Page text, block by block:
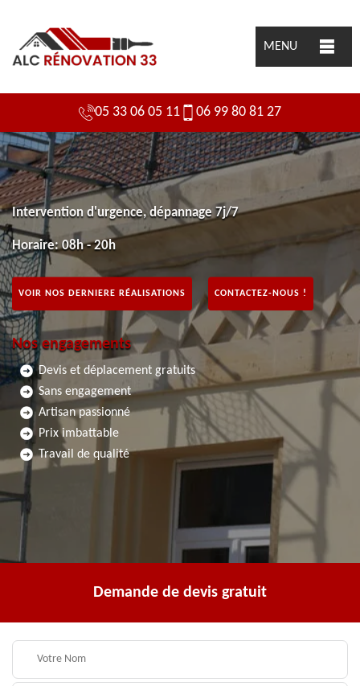
MENU
05 33 06 05 11 06 99 80 81 27
Intervention d'urgence, dépannage 7j/7
Horaire: 08h - 20h
VOIR NOS DERNIERE RÉALISATIONS CONTACTEZ-NOUS !
Nos engagements
Devis et déplacement gratuits
Sans engagement
Artisan passionné
Prix imbattable
Travail de qualité
Demande de devis gratuit